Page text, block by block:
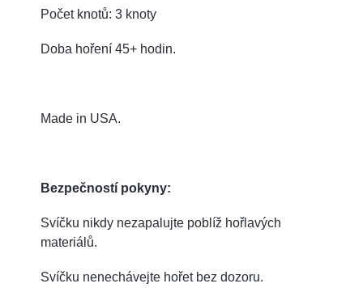
Počet knotů: 3 knoty
Doba hoření 45+ hodin.
Made in USA.
Bezpečností pokyny:
Svíčku nikdy nezapalujte poblíž hořlavých
materiálů.
Svíčku nenechávejte hořet bez dozoru.